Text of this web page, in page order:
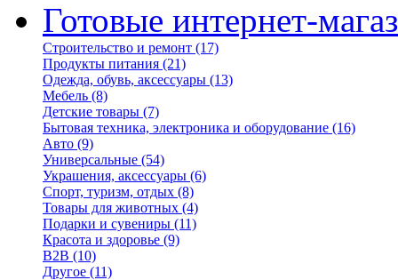
Готовые интернет-
Строительство и ремонт (17)
Продукты питания (21)
Одежда, обувь, аксессуары (13)
Мебель (8)
Детские товары (7)
Бытовая техника, электроника и оборудование (16)
Авто (9)
Универсальные (54)
Украшения, аксессуары (6)
Спорт, туризм, отдых (8)
Товары для животных (4)
Подарки и сувениры (11)
Красота и здоровье (9)
B2B (10)
Другое (11)